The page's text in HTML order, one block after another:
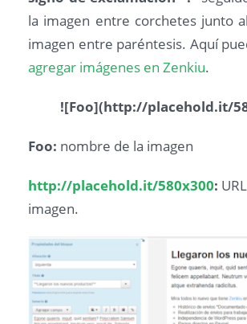
la imagen entre corchetes junto
imagen entre paréntesis. Aquí
agregar imágenes en Zenkiu.
![Foo](http://placehold.it/
Foo: nombre de la imagen
http://placehold.it/580x300:
imagen.